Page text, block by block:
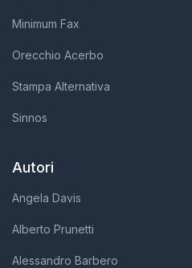
Minimum Fax
Orecchio Acerbo
Stampa Alternativa
Sinnos
Autori
Angela Davis
Alberto Prunetti
Alessandro Barbero